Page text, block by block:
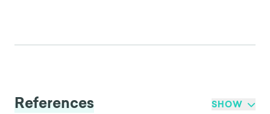
References SHOW